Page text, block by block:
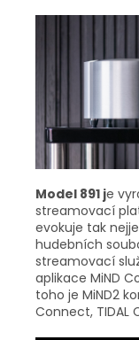
Model 891 je
streamovací
evokuje tak
hudebních
streamovací
aplikace MiND
toho je MiND2
Connect, TIDAL